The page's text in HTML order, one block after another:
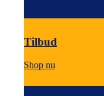
Tilbud
Shop nu